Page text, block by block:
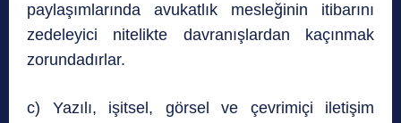
paylaşımlarında avukatlık mesleğinin itibarını
zedeleyici nitelikte davranışlardan kaçınmak
zorundadırlar.
c) Yazılı, işitsel, görsel ve çevrimiçi iletişim